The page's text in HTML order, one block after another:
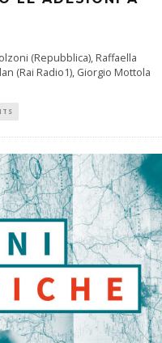
(Repubblica), Raffaella
(Rai Radio1), Giorgio Mottola